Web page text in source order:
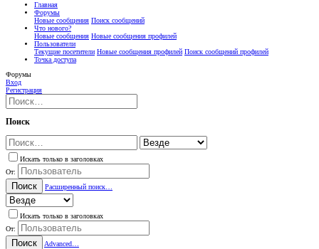
Главная
Форумы
Новые сообщения Поиск сообщений
Что нового?
Новые сообщения Новые сообщения профилей
Пользователи
Текущие посетители Новые сообщения профилей Поиск сообщений профилей
Точка доступа
Форумы
Вход
Регистрация
Поиск
Искать только в заголовках
От:
Поиск Расширенный поиск…
Искать только в заголовках
От:
Поиск
Advanced…